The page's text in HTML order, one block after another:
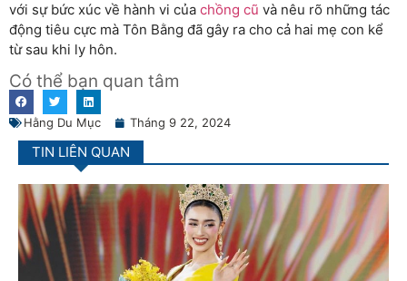
với sự bức xúc về hành vi của chồng cũ và nêu rõ những tác
động tiêu cực mà Tôn Bằng đã gây ra cho cả hai mẹ con kể
từ sau khi ly hôn.
Có thể bạn quan tâm
Hằng Du Mục Tháng 9 22, 2024
TIN LIÊN QUAN